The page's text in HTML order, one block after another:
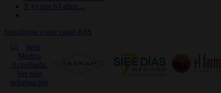
Y ya son 63 años…
Suscribirse a este canal RSS